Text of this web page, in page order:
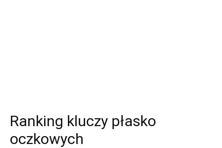
Ranking kluczy płasko
oczkowych